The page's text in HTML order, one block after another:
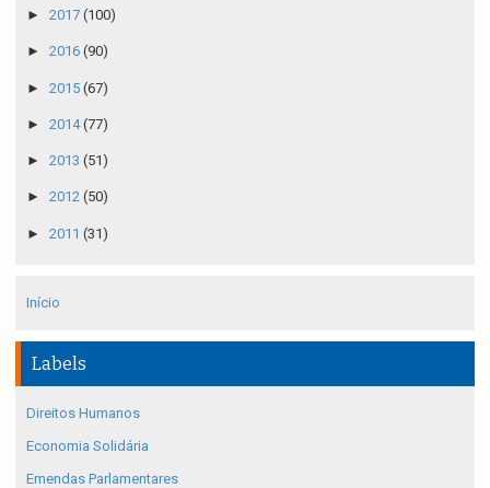
► 2017 (100)
► 2016 (90)
► 2015 (67)
► 2014(77)
► 2013 (51)
► 2012 (50)
► 2011 (31)
Início
Labels
Direitos Humanos
Economia Solidária
Emendas Parlamentares